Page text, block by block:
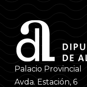
Palacio Provincial
Avda. Estación, 6